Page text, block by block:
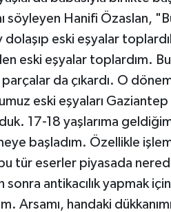
söyleyen Hanifi Özaslan,
dolaşıp eski eşyalar
eski eşyalar toplardım.
parçalar da çıkardı. O
eski eşyaları
17-18 yaşlarıma
başladım. Özellikle
tür eserler piyasada
antikacılık yapmak
Arsamı, handaki